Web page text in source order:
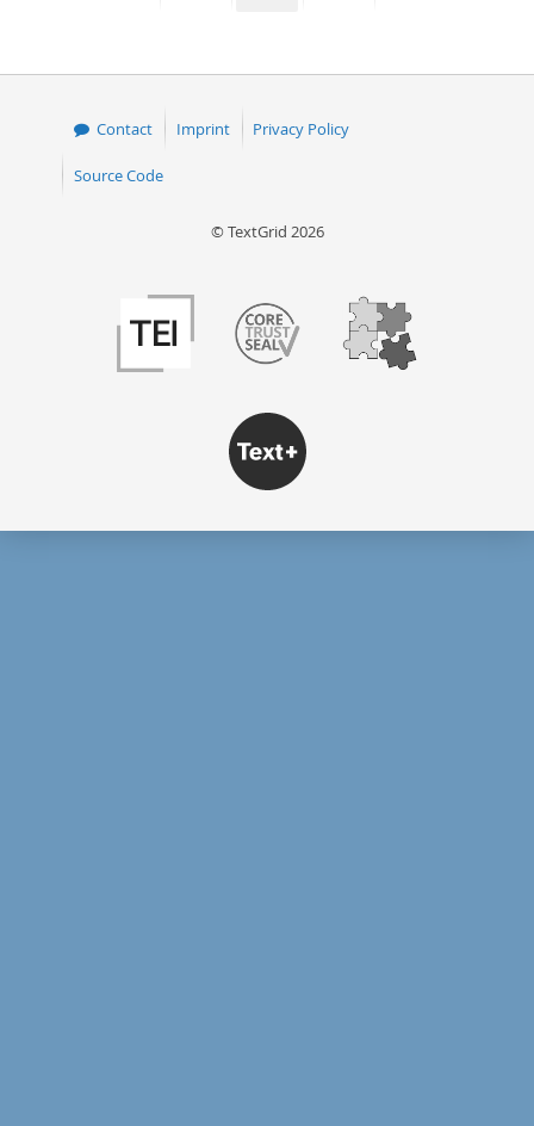
Contact Imprint Privacy Policy
Source Code
© TextGrid 2026